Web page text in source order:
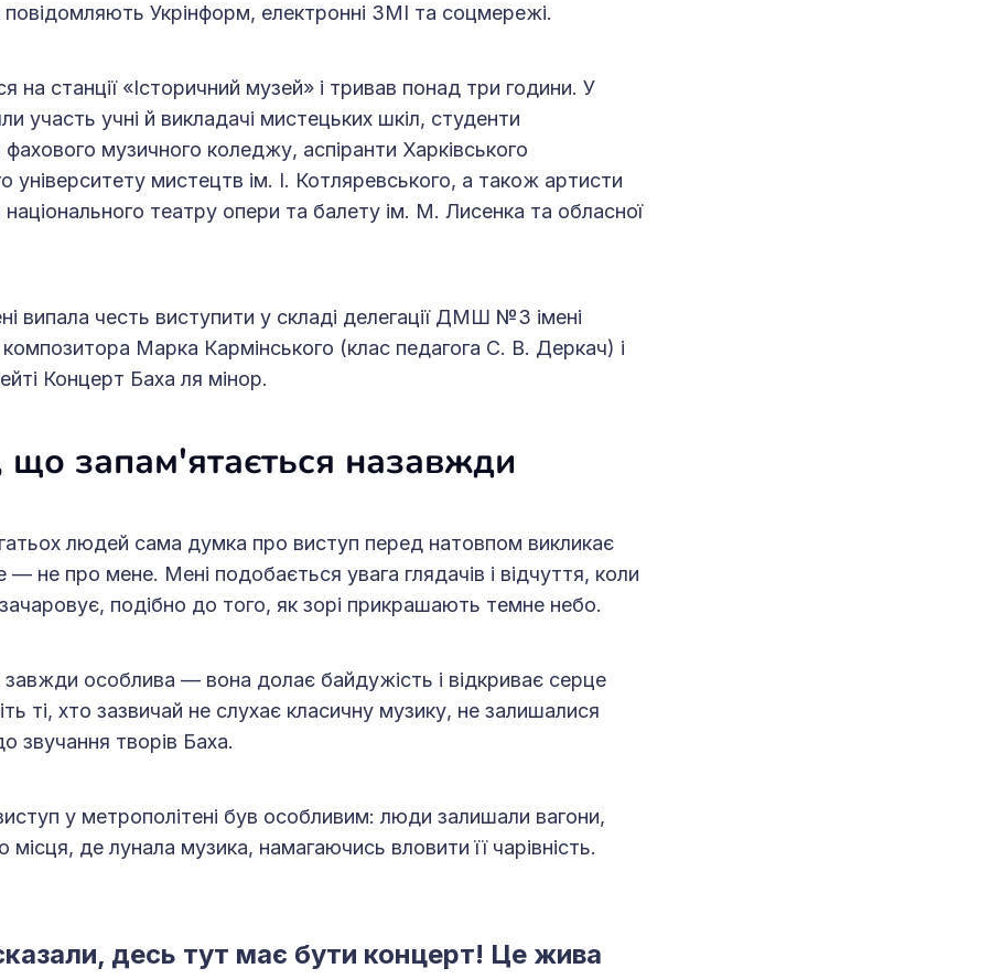
Укрінформ, електронні ЗМІ та соцмережі.
на станції «Історичний музей» і тривав понад три години. У
участь учні й викладачі мистецьких шкіл, студенти
фахового музичного коледжу, аспіранти Харківського
університету мистецтв ім. І. Котляревського, а також артисти
національного театру опери та балету ім. М. Лисенка та обласної
випала честь виступити у складі делегації ДМШ №3 імені
композитора Марка Кармінського (клас педагога С. В. Деркач) і
Концерт Баха ля мінор.
що запам'ятається назавжди
людей сама думка про виступ перед натовпом викликає
— не про мене. Мені подобається увага глядачів і відчуття, коли
подібно до того, як зорі прикрашають темне небо.
особлива — вона долає байдужість і відкриває серце
ті, хто зазвичай не слухає класичну музику, не залишалися
звучання творів Баха.
у метрополітені був особливим: люди залишали вагони,
місця, де лунала музика, намагаючись вловити її чарівність.
десь тут має бути концерт! Це жива